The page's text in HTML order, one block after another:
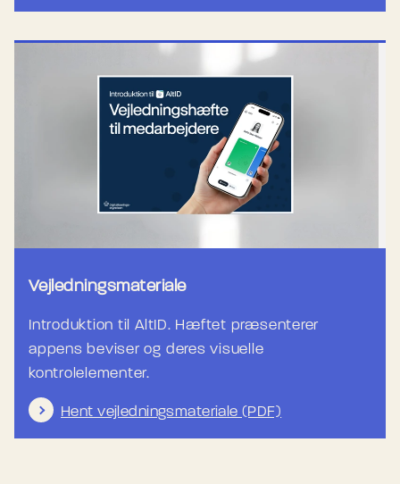
Vejledningsmateriale
Introduktion til AltID. Hæftet præsenterer
appens beviser og deres visuelle
kontrolelementer.
Hent vejledningsmateriale (PDF)